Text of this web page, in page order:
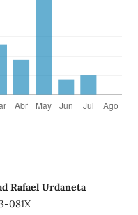
Rafael Urdaneta
081X